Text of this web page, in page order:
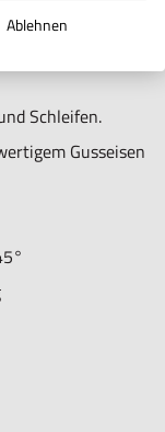
Schleifen.
Gusseisen
Ablehnen